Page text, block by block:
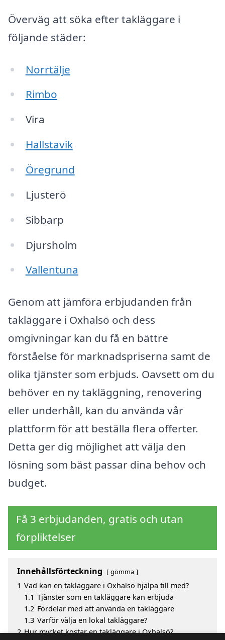
Överväg att söka efter takläggare i
följande städer:
Norrtälje
Rimbo
Vira
Hallstavik
Öregrund
Ljusterö
Sibbarp
Djursholm
Vallentuna
Genom att jämföra erbjudanden från
takläggare i Oxhalsö och dess
omgivningar kan du få en bättre
förståelse för marknadspriserna samt de
olika tjänster som erbjuds. Oavsett om du
behöver en ny takläggning, renovering
eller underhåll, kan du använda vår
plattform för att beställa flera offerter.
Detta ger dig möjlighet att välja den
lösning som bäst passar dina behov och
budget.
Få 3 erbjudanden, gratis och utan
förpliktelser
Innehållsförteckning gömma
1 Vad kan en takläggare i Oxhalsö hjälpa till med?
1.1 Tjänster som en takläggare kan erbjuda
1.2 Fördelar med att använda en takläggare
1.3 Varför välja en lokal takläggare?
2 Hur mycket kostar en takläggare i Oxhalsö?